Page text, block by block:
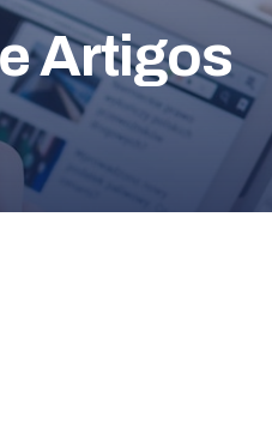
Artigos